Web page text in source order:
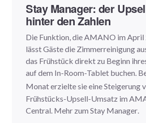
Stay Manager: der
hinter den Zahlen
Die Funktion, die AMANO im
lässt Gäste die Zimmerreinigung
das Frühstück direkt zu Beginn
auf dem In-Room-Tablet buchen.
Monat erzielte sie eine Steigerung
Frühstücks-Upsell-Umsatz im
Central. Mehr zum Stay Manager.